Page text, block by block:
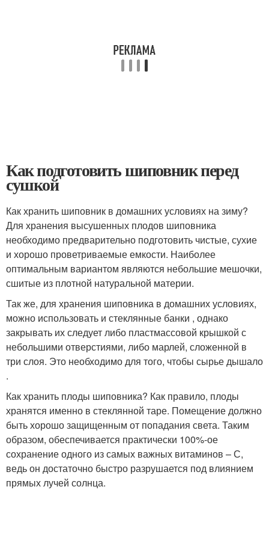
Как подготовить шиповник перед
сушкой
Как хранить шиповник в домашних условиях на зиму?
Для хранения высушенных плодов шиповника
необходимо предварительно подготовить чистые, сухие
и хорошо проветриваемые емкости. Наиболее
оптимальным вариантом являются небольшие мешочки,
сшитые из плотной натуральной материи.
Так же, для хранения шиповника в домашних условиях,
можно использовать и стеклянные банки , однако
закрывать их следует либо пластмассовой крышкой с
небольшими отверстиями, либо марлей, сложенной в
три слоя. Это необходимо для того, чтобы сырье дышало
.
Как хранить плоды шиповника? Как правило, плоды
хранятся именно в стеклянной таре. Помещение должно
быть хорошо защищенным от попадания света. Таким
образом, обеспечивается практически 100%-ое
сохранение одного из самых важных витаминов – С,
ведь он достаточно быстро разрушается под влиянием
прямых лучей солнца.